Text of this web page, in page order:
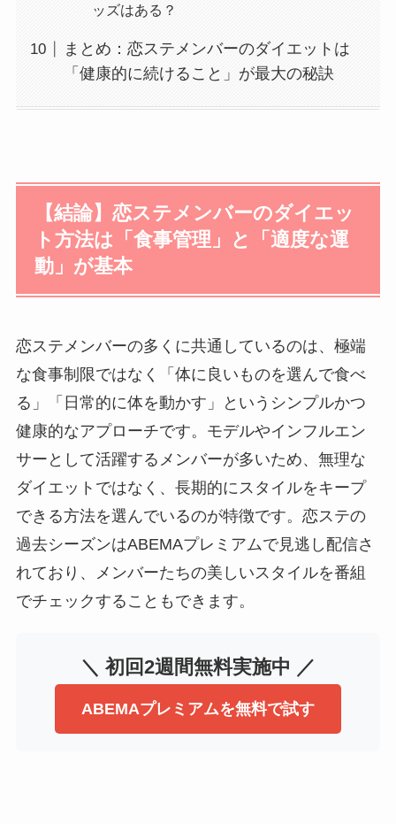
ッズはある？
まとめ：恋ステメンバーのダイエットは
「健康的に続けること」が最大の秘訣
【結論】恋ステメンバーのダイエッ
ト方法は「食事管理」と「適度な運
動」が基本
恋ステメンバーの多くに共通しているのは、極端
な食事制限ではなく「体に良いものを選んで食べ
る」「日常的に体を動かす」というシンプルかつ
健康的なアプローチです。モデルやインフルエン
サーとして活躍するメンバーが多いため、無理な
ダイエットではなく、長期的にスタイルをキープ
できる方法を選んでいるのが特徴です。恋ステの
過去シーズンはABEMAプレミアムで見逃し配信さ
れており、メンバーたちの美しいスタイルを番組
でチェックすることもできます。
＼ 初回2週間無料実施中 ／
ABEMAプレミアムを無料で試す